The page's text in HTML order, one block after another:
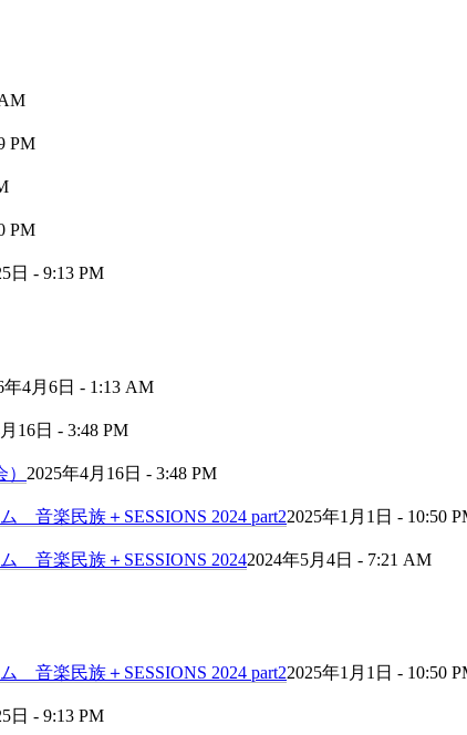
PM
PM
日 - 9:13 PM
年4月6日 - 1:13 AM
16日 - 3:48 PM
2025年4月16日 - 3:48 PM
音楽民族＋SESSIONS 2024 part22025年1月1日 - 10:50
音楽民族＋SESSIONS 20242024年5月4日 - 7:21 AM
音楽民族＋SESSIONS 2024 part22025年1月1日 - 10:50
日 - 9:13 PM